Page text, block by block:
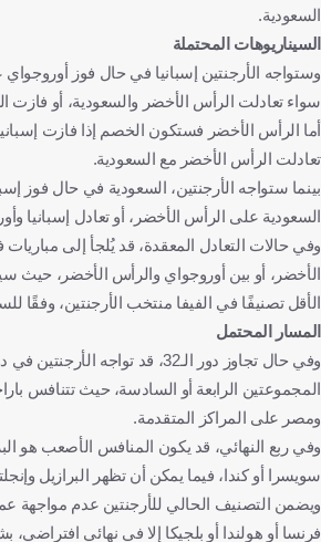
السعودية.
السيناريوهات المحتملة
وستواجه الأرجنتين إسبانيا في حال فوز أوروجواي
سواء تعادلت الرأس الأخضر والسعودية، أو فازت
أما الرأس الأخضر فستكون الخصم إذا فازت
تعادلت الرأس الأخضر مع السعودية.
بينما ستواجه الأرجنتين، السعودية في حال فوز
السعودية على الرأس الأخضر، أو تعادل إسبانيا
وفي حالات التعادل المعقدة، قد يُلجأ إلى مباريات
الأخضر، أو بين أوروجواي والرأس الأخضر، حيث
الأقل تصنيفًا في الفيفا منتخب الأرجنتين، وفقًا
المسار المحتمل
المجموعتين الرابعة أو السادسة، حيث تتنافس
ومصر على المراكز المتقدمة.
وفي ربع النهائي، قد يكون المنافس الأصعب هو
سويسرا أو كندا، فيما يمكن أن تظهر البرازيل
ويضمن التصنيف الحالي للأرجنتين عدم مواجهة
فرنسا أو هولندا أو بلجيكا إلا في نهائي